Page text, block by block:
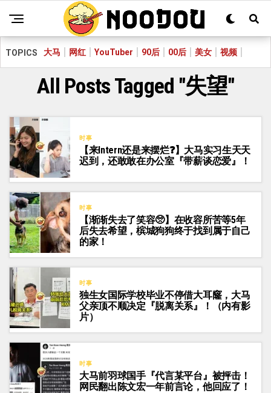
TOPICS 大马 网红 YouTuber 90后 00后 美女 视频
All Posts Tagged "失望"
时事
【来Intern还是来摆烂❓】大马实习生天天
迟到，还敢敢在办公室『带薪谈恋爱』！
时事
【渐渐失去了笑容🥺】在收容所苦等5年
后失去希望，槟城狗狗终于找到属于自己
的家！
时事
独生女国际学校毕业不停借大耳窿，大马
父亲顶不顺决定『脱离关系』！（内有影
片）
时事
大马前羽球国手『代言某平台』被抨击！
网民翻出陈文宏一年前言论，他回应了！